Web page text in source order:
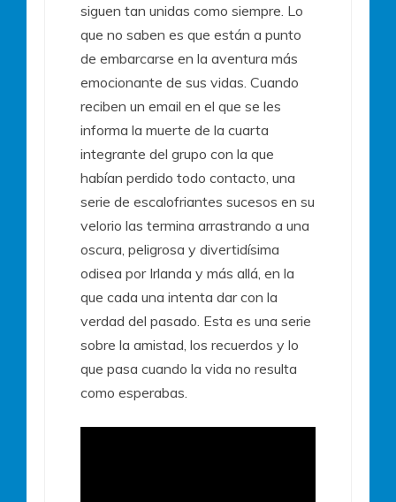
siguen tan unidas como siempre. Lo
que no saben es que están a punto
de embarcarse en la aventura más
emocionante de sus vidas. Cuando
reciben un email en el que se les
informa la muerte de la cuarta
integrante del grupo con la que
habían perdido todo contacto, una
serie de escalofriantes sucesos en su
velorio las termina arrastrando a una
oscura, peligrosa y divertidísima
odisea por Irlanda y más allá, en la
que cada una intenta dar con la
verdad del pasado. Esta es una serie
sobre la amistad, los recuerdos y lo
que pasa cuando la vida no resulta
como esperabas.